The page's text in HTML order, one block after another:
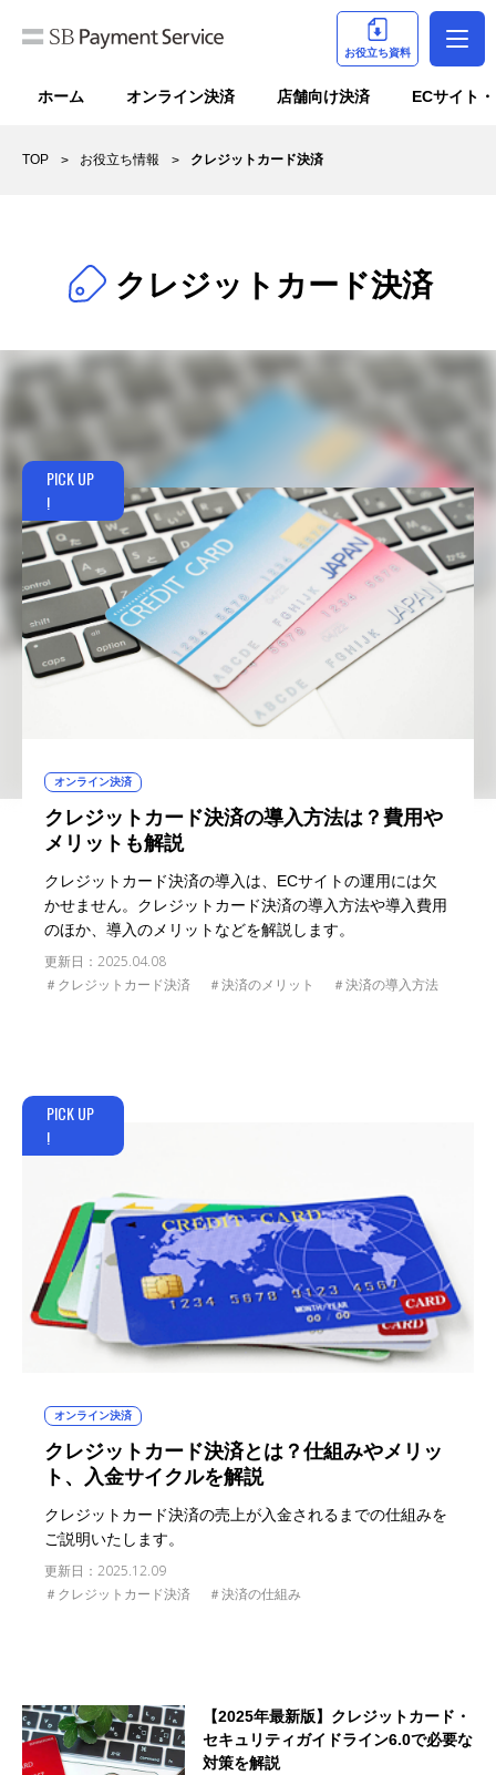
お役立ち資料
ホーム オンライン決済 店舗向け決済 ECサイト
TOP お役立ち情報 クレジットカード決済
クレジットカード決済
PICK UP
!
オンライン決済
クレジットカード決済の導入方法は？費用や
メリットも解説
クレジットカード決済の導入は、ECサイトの運用には欠
かせません。クレジットカード決済の導入方法や導入費用
のほか、導入のメリットなどを解説します。
更新日： 2025.04.08
＃クレジットカード決済 ＃決済のメリット ＃決済の導入方法
PICK UP
!
オンライン決済
クレジットカード決済とは？仕組みやメリッ
ト、入金サイクルを解説
クレジットカード決済の売上が入金されるまでの仕組みを
ご説明いたします。
更新日： 2025.12.09
＃クレジットカード決済 ＃決済の仕組み
【2025年最新版】クレジットカード・
セキュリティガイドライン6.0で必要な
対策を解説